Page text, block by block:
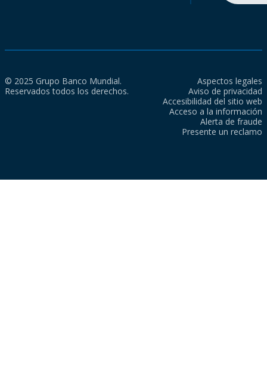
© 2025 Grupo Banco Mundial.
Reservados todos los derechos.
Aspectos legales
Aviso de privacidad
Accesibilidad del sitio web
Acceso a la información
Alerta de fraude
Presente un reclamo